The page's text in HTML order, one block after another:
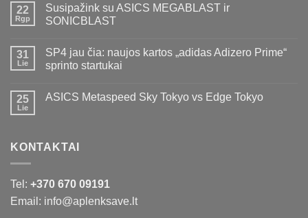
22
Rgp
Susipažink su ASICS MEGABLAST ir
SONICBLAST
31
Lie
SP4 jau čia: naujos kartos „adidas Adizero Prime“
sprinto startukai
25
Lie
ASICS Metaspeed Sky Tokyo vs Edge Tokyo
KONTAKTAI
Tel: +370 670 09191
Email: info@aplenksave.lt